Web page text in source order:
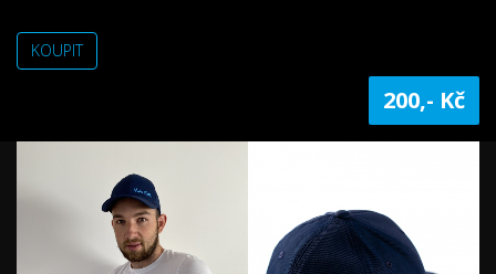
200,- Kč
KOUPIT